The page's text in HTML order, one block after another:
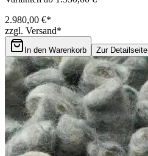
2.980,00 €*
zzgl. Versand*
In den Warenkorb Zur Detailseite